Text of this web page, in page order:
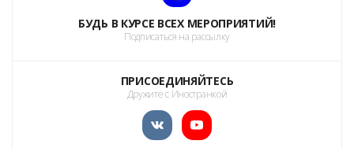
БУДЬ В КУРСЕ ВСЕХ МЕРОПРИЯТИЙ!
Подписаться на рассылку
ПРИСОЕДИНЯЙТЕСЬ
Дружите с Иностранкой